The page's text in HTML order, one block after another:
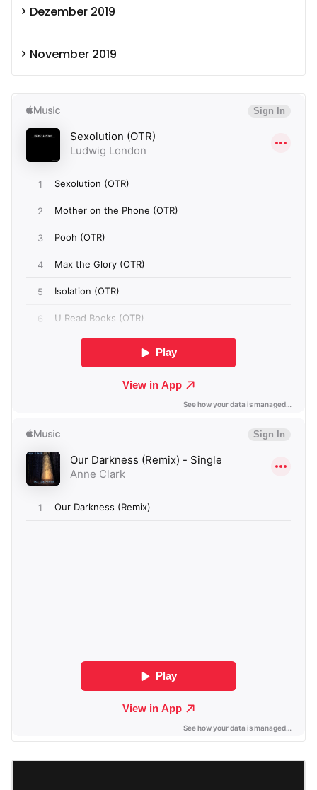
Dezember 2019
November 2019